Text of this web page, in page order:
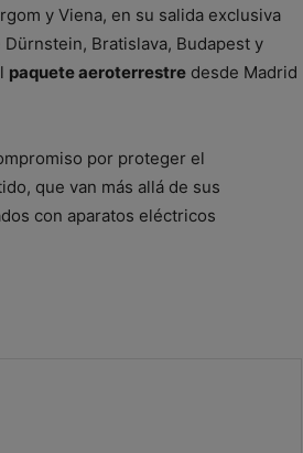
y Viena, en su salida exclusiva
Bratislava, Budapest y
paquete aeroterrestre desde Madrid
por proteger el
que van más allá de sus
con aparatos eléctricos